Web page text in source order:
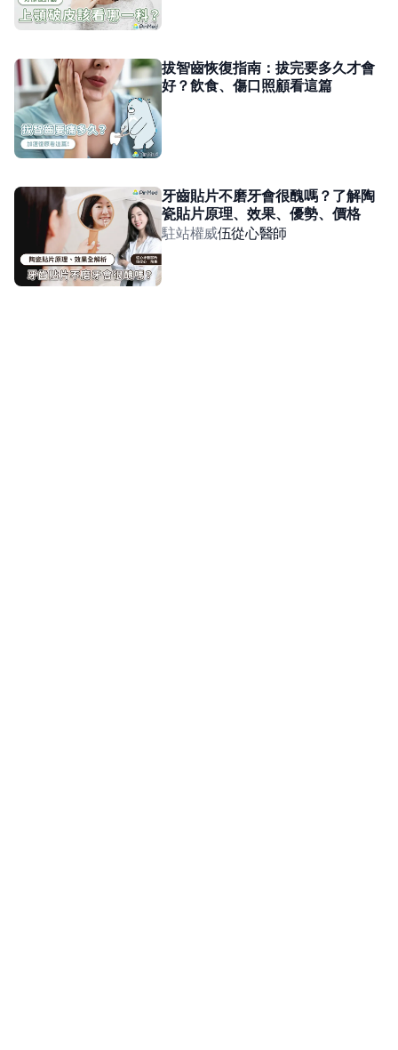
拔智齒恢復指南：拔完要多久才會
好？飲食、傷口照顧看這篇
牙齒貼片不磨牙會很醜嗎？了解陶
瓷貼片原理、效果、優勢、價格
駐站權威伍從心醫師